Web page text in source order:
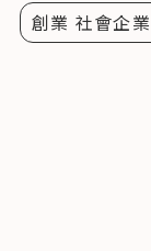
創業 社會企